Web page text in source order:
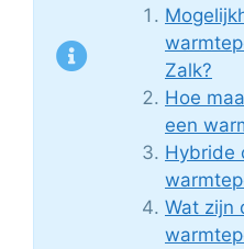
Zalk?
Hoe
een
Hybride
Wat zijn